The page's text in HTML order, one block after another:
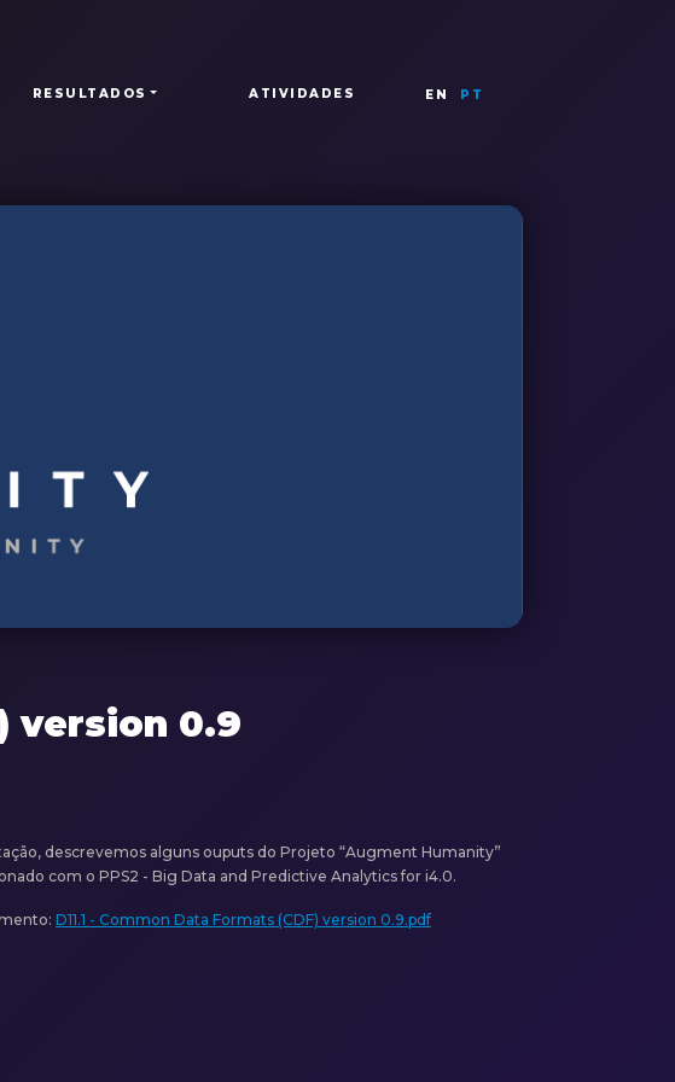
RESULTADOS ATIVIDADES EN PT
version 0.9
descrevemos alguns ouputs do Projeto “Augment Humanity”
com o PPS2 - Big Data and Predictive Analytics for i4.0.
D11.1 - Common Data Formats (CDF) version 0.9.pdf